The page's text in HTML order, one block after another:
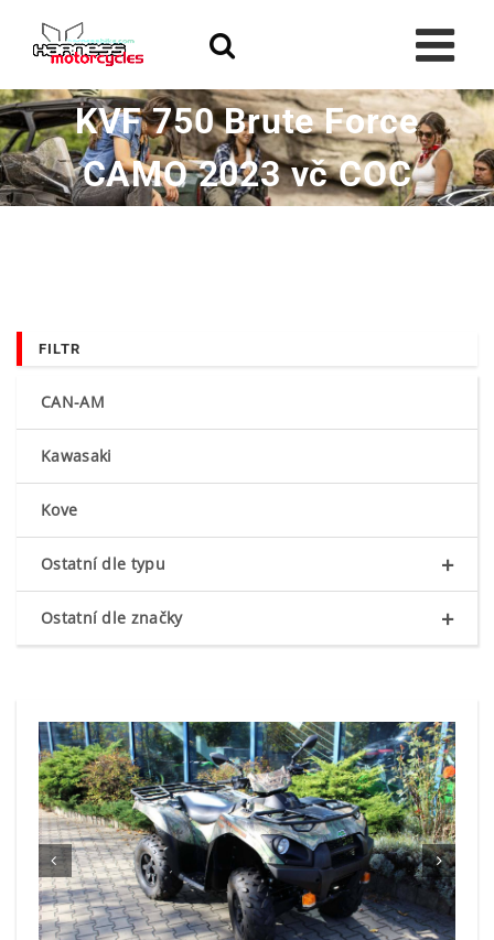
content
KVF 750 Brute Force
CAMO 2023 vč COC
 
FILTR
CAN-AM
Kawasaki
Kove
+
Ostatní dle typu
+
Ostatní dle značky